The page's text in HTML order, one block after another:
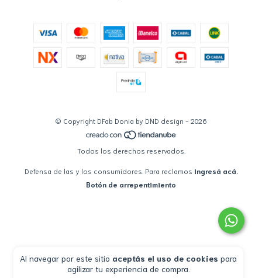
Al navegar por este sitio aceptás el uso de cookies para
agilizar tu experiencia de compra.
© Copyright DFab Donia by DND design - 2026
Todos los derechos reservados.
Defensa de las y los consumidores. Para reclamos ingresá acá.
Botón de arrepentimiento